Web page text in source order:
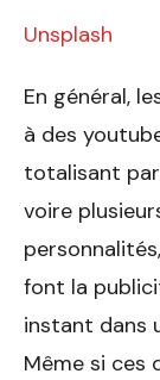
Unsplash
En général,
à des
totalisant
voire
font la
instant dans
Même si ces